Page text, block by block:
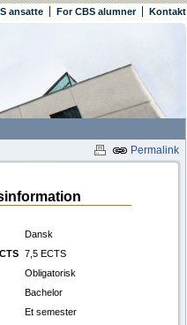
ansatte For CBS alumner Kontakt
Permalink
Dansk
7,5 ECTS
Obligatorisk
Bachelor
Et semester